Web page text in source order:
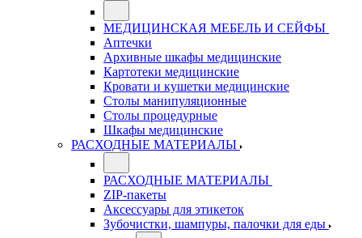
МЕДИЦИНСКАЯ МЕБЕЛЬ И СЕЙФЫ
Аптечки
Архивные шкафы медицинские
Картотеки медицинские
Кровати и кушетки медицинские
Столы манипуляционные
Столы процедурные
Шкафы медицинские
РАСХОДНЫЕ МАТЕРИАЛЫ
РАСХОДНЫЕ МАТЕРИАЛЫ
ZIP-пакеты
Аксессуары для этикеток
Зубочистки, шампуры, палочки для еды